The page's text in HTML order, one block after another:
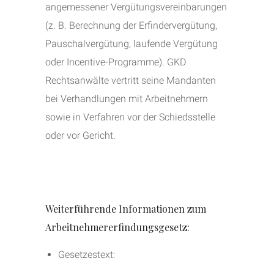
angemessener Vergütungsvereinbarungen
(z. B. Berechnung der Erfindervergütung,
Pauschalvergütung, laufende Vergütung
oder Incentive-Programme). GKD
Rechtsanwälte vertritt seine Mandanten
bei Verhandlungen mit Arbeitnehmern
sowie in Verfahren vor der Schiedsstelle
oder vor Gericht.
Weiterführende Informationen zum
Arbeitnehmererfindungsgesetz:
Gesetzestext: